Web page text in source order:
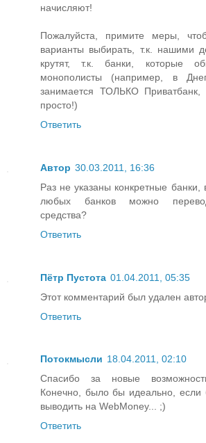
начисляют!
Пожалуйста, примите меры,
варианты выбирать, т.к. нашими
крутят, т.к. банки, которые
монополисты (например, в
занимается ТОЛЬКО
просто!)
Ответить
Автор 30.03.2011, 16:36
Раз не указаны конкретные банки,
любых банков можно
средства?
Ответить
Пётр Пустота 01.04.2011, 05:35
Этот комментарий был удален
Ответить
Потокмысли 18.04.2011, 02:10
Спасибо за новые
Конечно, было бы идеально,
выводить на WebMoney... ;)
Ответить